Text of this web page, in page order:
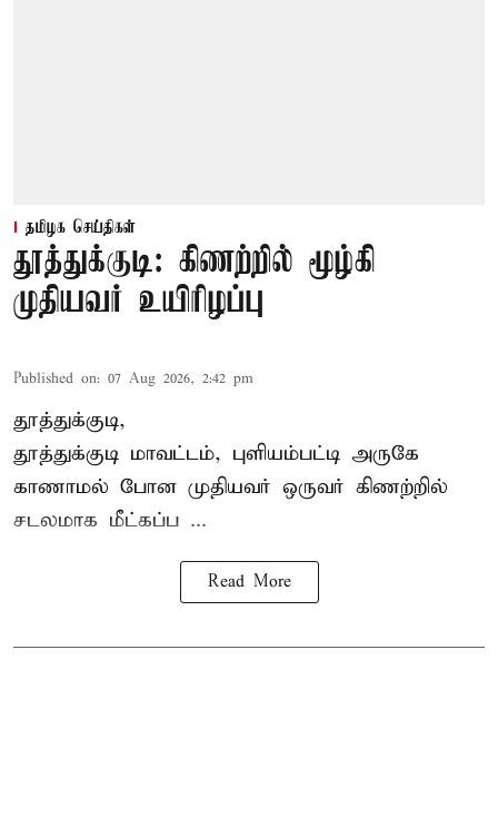
தமிழக செய்திகள்
தூத்துக்குடி: கிணற்றில் மூழ்கி
முதியவர் உயிரிழப்பு
Published on: 07 Aug 2026, 2:42 pm
தூத்துக்குடி,
தூத்துக்குடி மாவட்டம், புளியம்பட்டி அருகே
காணாமல் போன முதியவர் ஒருவர் கிணற்றில்
சடலமாக மீட்கப்ப ...
Read More